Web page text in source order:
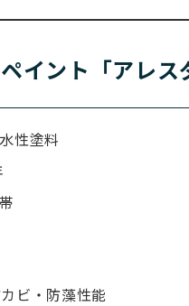
イント「アレス
性塗料
ビ・防藻性能